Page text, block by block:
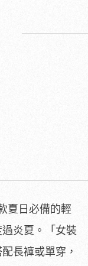
夏日必備的輕
炎夏。「女裝
長褲或單穿，